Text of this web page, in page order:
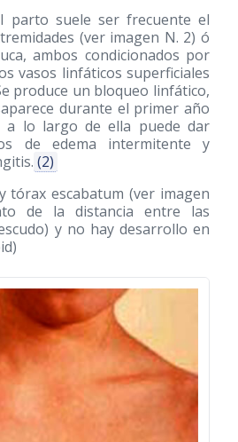
parto suele ser frecuente el
(ver imagen N. 2) ó
ambos condicionados por
vasos linfáticos superficiales
produce un bloqueo linfático,
durante el primer año
a lo largo de ella puede dar
de edema intermitente y
(2)
tórax escabatum (ver imagen
de la distancia entre las
y no hay desarrollo en